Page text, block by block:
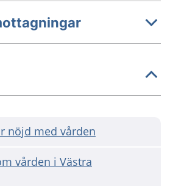
nöjd med vården
vården i Västra